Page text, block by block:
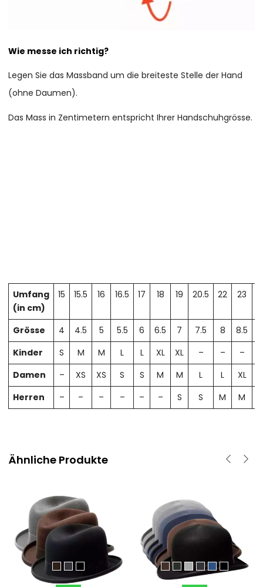
Wie messe ich richtig?
Legen Sie das Massband um die breiteste Stelle der Hand
(ohne Daumen).
Das Mass in Zentimetern entspricht Ihrer Handschuhgrösse.
Umfang
(in cm)
15 15.5 16 16.5 17 18 19 20.5 22 23
Grösse 4 4.5 5 5.5 6 6.5 7 7.5 8 8.5
Kinder
S M M L L XL XL – – –
Damen
– XS XS S S M M L L XL
Herren
– – – – – – S S M M
Ähnliche Produkte